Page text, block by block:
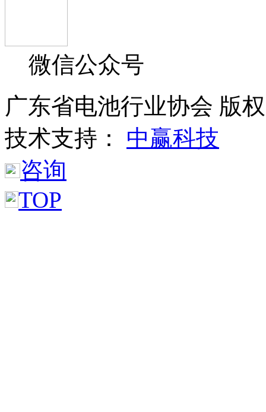
微信公众号
广东省电池行业协会 版
技术支持： 中赢科技
咨询
TOP